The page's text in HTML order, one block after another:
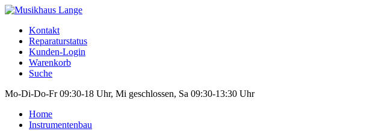
Kontakt
Reparaturstatus
Kunden-Login
Warenkorb
Suche
Mo-Di-Do-Fr 09:30-18 Uhr, Mi geschlossen, Sa 09:30-13:30 Uhr
Home
Instrumentenbau